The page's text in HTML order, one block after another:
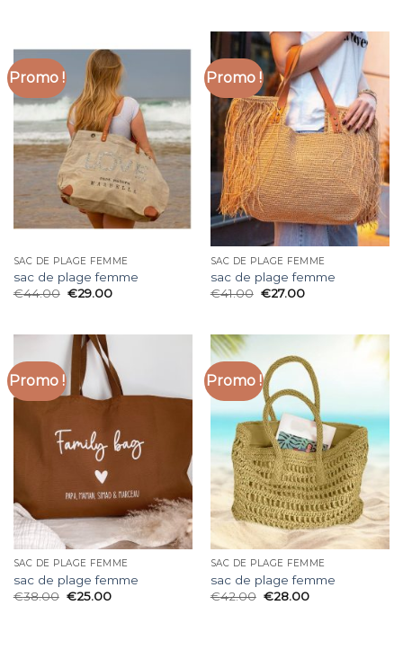
Promo !
SAC DE PLAGE FEMME
sac de plage femme
€44.00 €29.00
Promo !
SAC DE PLAGE FEMME
sac de plage femme
€41.00 €27.00
Promo !
SAC DE PLAGE FEMME
sac de plage femme
€38.00 €25.00
Promo !
SAC DE PLAGE FEMME
sac de plage femme
€42.00 €28.00